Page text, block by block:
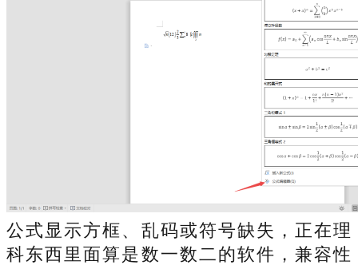
公式显示方框、乱码或符号缺失，正在理
科东西里面算是数一数二的软件，兼容性